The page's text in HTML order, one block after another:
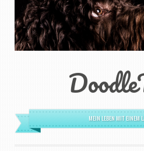
MEIN LEBEN MIT EINEM